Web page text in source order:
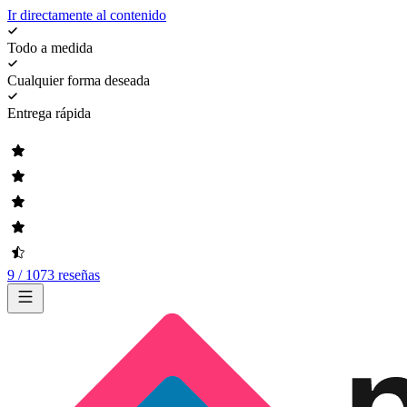
Ir directamente al contenido
Todo a medida
Cualquier forma deseada
Entrega rápida
9 / 1073 reseñas